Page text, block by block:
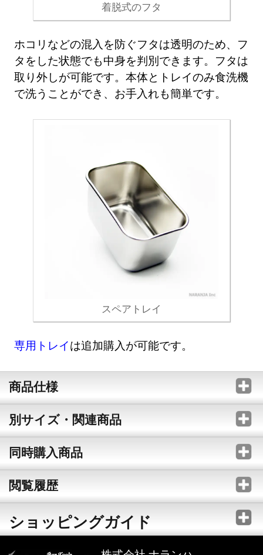
着脱式のフタ
ホコリなどの混入を防ぐフタは透明のため、フ
タをした状態でも中身を判別できます。フタは
取り外しが可能です。本体とトレイのみ食洗機
で洗うことができ、お手入れも簡単です。
スペアトレイ
専用トレイは追加購入が可能です。
商品仕様
別サイズ・関連商品
同時購入商品
閲覧履歴
ショッピングガイド